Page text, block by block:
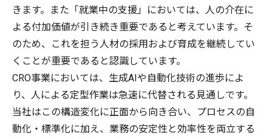
きます。また「就業中の支援」においては、人の介在に
よる付加価値が引き続き重要であると考えています。そ
のため、これを担う人材の採用および育成を継続してい
くことが重要であると認識しています。
CRO事業においては、生成AIや自動化技術の進歩によ
り、人による定型作業は急速に代替される見通しです。
当社はこの構造変化に正面から向き合い、プロセスの自
動化・標準化に加え、業務の安定性と効率性を両立する